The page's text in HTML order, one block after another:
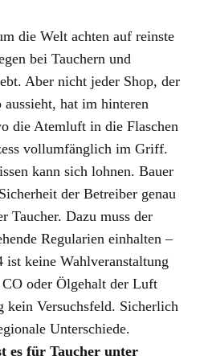
die Welt achten auf reinste
bei Tauchern und
Aber nicht jeder Shop, der
hat im hinteren
die Atemluft in die Flaschen
vollumfänglich im Griff.
kann sich lohnen. Bauer
der Betreiber genau
Taucher. Dazu muss der
Regularien einhalten –
keine Wahlveranstaltung
oder Ölgehalt der Luft
kein Versuchsfeld. Sicherlich
Unterschiede.
es für Taucher unter